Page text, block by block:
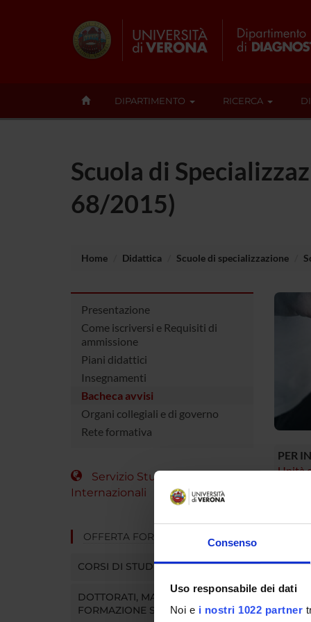
Consenso
Uso responsabile dei dati
Noi e i nostri 1022 partner
DIPARTIMENTO RICERCA
Scuola di
68/2015)
Home Didattica Scuole di specializzazione
Presentazione
Come iscriversi e Requisiti di
ammissione
Piani didattici
Insegnamenti
Bacheca avvisi
Organi collegiali e di governo
Rete formativa
Servizio Studenti
Internazionali
OFFERTA FORMATIVA
CORSI DI STUDIO
DOTTORATI, MASTER E
FORMAZIONE SUPERIORE
PER
Unità
Se
In
ecc.).
Entra